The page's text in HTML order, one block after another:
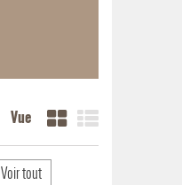
Vue
Voir tout